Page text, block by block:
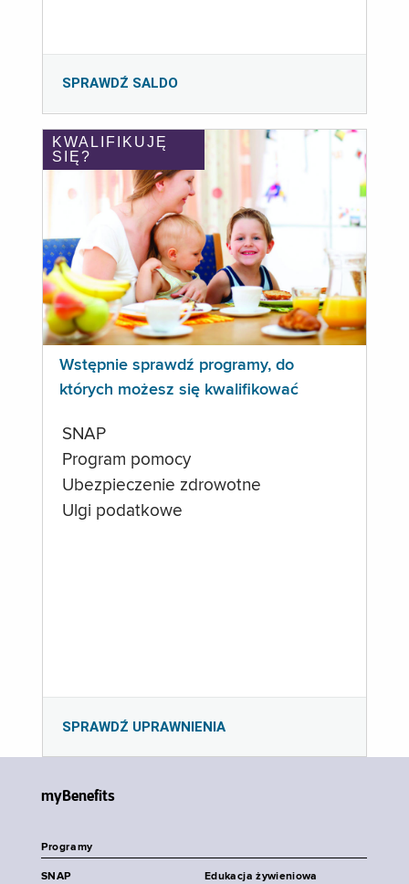
SPRAWDŹ SALDO
KWALIFIKUJĘ
SIĘ?
Wstępnie sprawdź programy, do
których możesz się kwalifikować
SNAP
Program pomocy
Ubezpieczenie zdrowotne
Ulgi podatkowe
SPRAWDŹ UPRAWNIENIA
myBenefits
Programy
SNAP Edukacja żywieniowa